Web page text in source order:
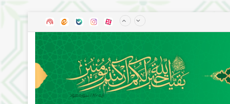
آپاراتاینستاگرام
بله ایتا